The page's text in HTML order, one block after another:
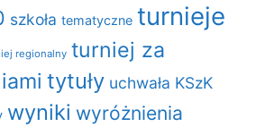
szkoła tematyczne turnieje
regionalny turniej za
tytuły uchwała KSzK
wyniki wyróżnienia